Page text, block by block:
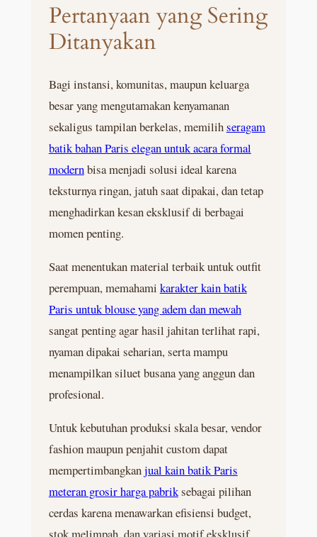
Pertanyaan yang Sering
Ditanyakan
Bagi instansi, komunitas, maupun keluarga
besar yang mengutamakan kenyamanan
sekaligus tampilan berkelas, memilihseragam
batik bahan Paris elegan untuk acara formal
modernbisa menjadi solusi ideal karena
teksturnya ringan, jatuh saat dipakai, dan tetap
menghadirkan kesan eksklusif di berbagai
momen penting.
Saat menentukan material terbaik untuk outfit
perempuan, memahami karakter kain batik
Paris untuk blouse yang adem dan mewah
sangat penting agar hasil jahitan terlihat rapi,
nyaman dipakai seharian, serta mampu
menampilkan siluet busana yang anggun dan
profesional.
Untuk kebutuhan produksi skala besar, vendor
fashion maupun penjahit custom dapat
mempertimbangkanjual kain batik Paris
meteran grosir harga pabriksebagai pilihan
cerdas karena menawarkan efisiensi budget,
stok melimpah, dan variasi motif eksklusif